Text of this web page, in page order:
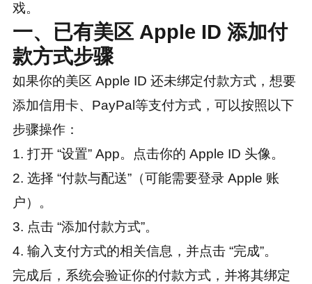
戏。
一、已有美区 Apple ID 添加付
款方式步骤
如果你的美区 Apple ID 还未绑定付款方式，想要
添加信用卡、PayPal等支付方式，可以按照以下
步骤操作：
1. 打开 “设置” App。点击你的 Apple ID 头像。
2. 选择 “付款与配送”（可能需要登录 Apple 账
户）。
3. 点击 “添加付款方式”。
4. 输入支付方式的相关信息，并点击 “完成”。
完成后，系统会验证你的付款方式，并将其绑定